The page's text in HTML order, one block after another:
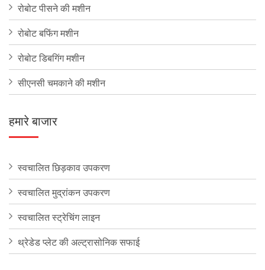
रोबोट पीसने की मशीन
रोबोट बफिंग मशीन
रोबोट डिबगिंग मशीन
सीएनसी चमकाने की मशीन
हमारे बाजार
स्वचालित छिड़काव उपकरण
स्वचालित मुद्रांकन उपकरण
स्वचालित स्ट्रेचिंग लाइन
थ्रेडेड प्लेट की अल्ट्रासोनिक सफाई